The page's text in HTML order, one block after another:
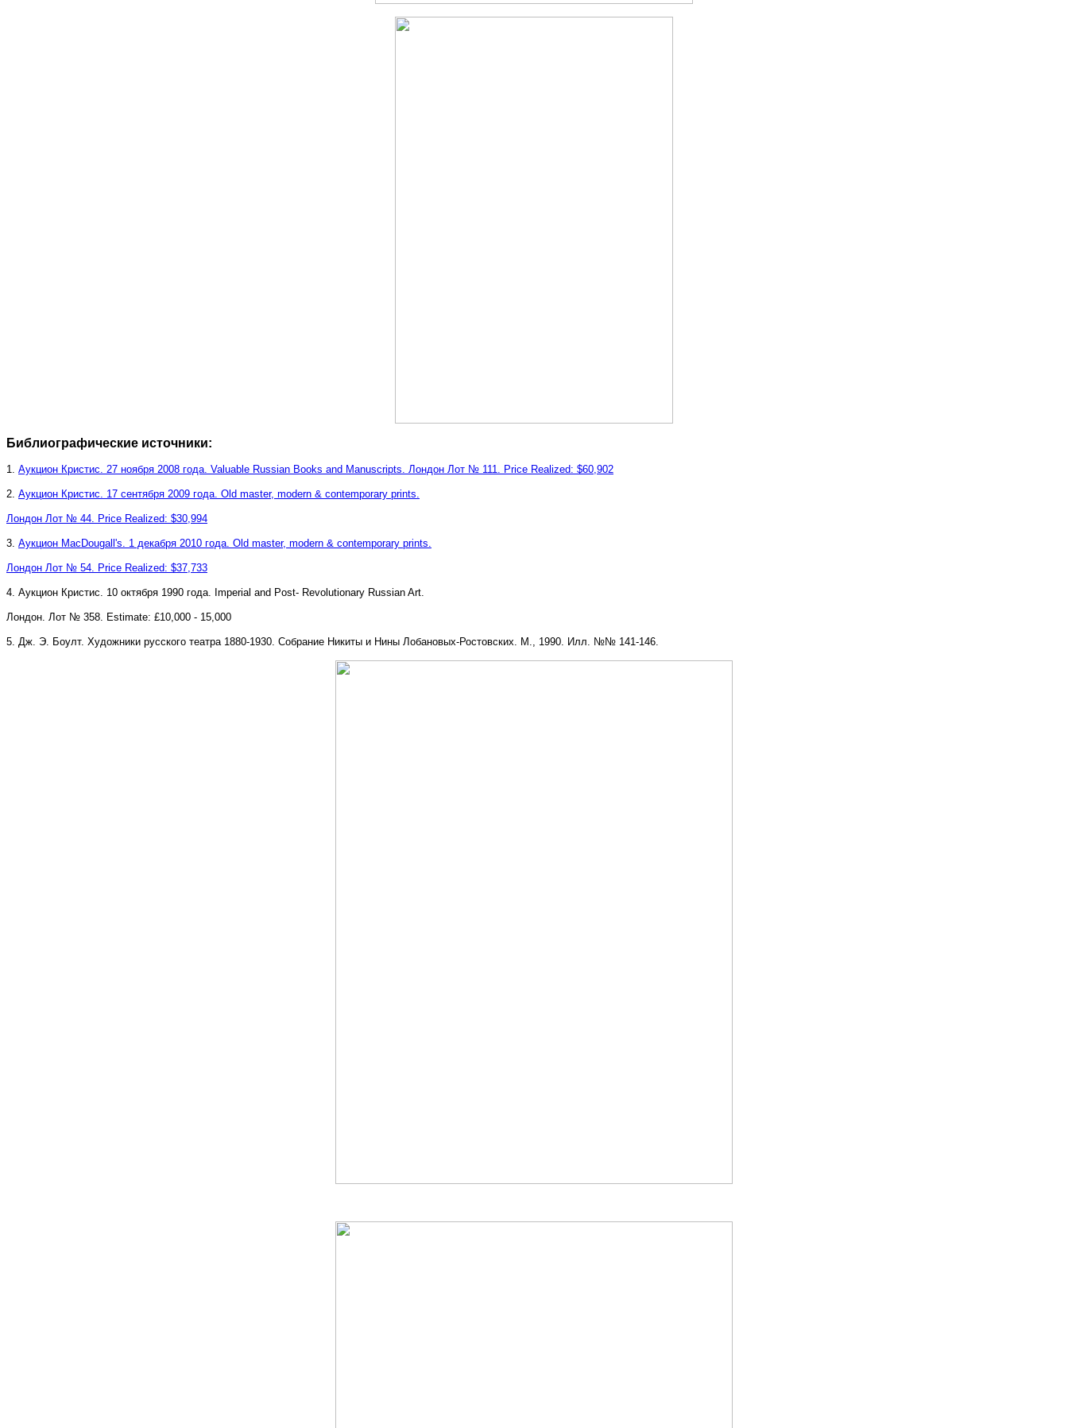
Библиографические источники:
1. Аукцион Кристис. 27 ноября 2008 года. Valuable Russian Books and Manuscripts. Лондон Лот № 111. Price Realized: $60,902
2. Аукцион Кристис. 17 сентября 2009 года. Old master, modern & contemporary prints.
Лондон Лот № 44. Price Realized: $30,994
3. Аукцион MacDougall's. 1 декабря 2010 года. Old master, modern & contemporary prints.
Лондон Лот № 54. Price Realized: $37,733
4. Аукцион Кристис. 10 октября 1990 года. Imperial and Post- Revolutionary Russian Art.
Лондон. Лот № 358. Estimate: £10,000 - 15,000
5. Дж. Э. Боулт. Художники русского театра 1880-1930. Собрание Никиты и Нины Лобановых-Ростовских. М., 1990. Илл. №№ 141-146.